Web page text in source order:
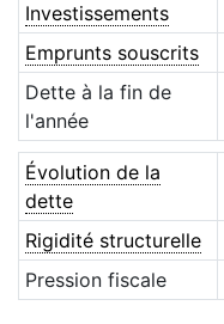
Investissements
Emprunts souscrits
Dette à la fin de
l'année
Évolution de la
dette
Rigidité structurelle
Pression fiscale